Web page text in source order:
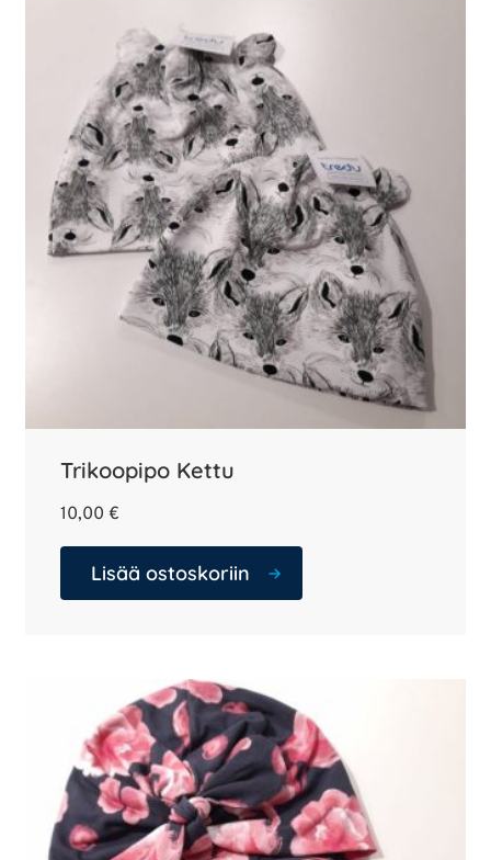
Trikoopipo Kettu
10,00 €
Lisää ostoskoriin